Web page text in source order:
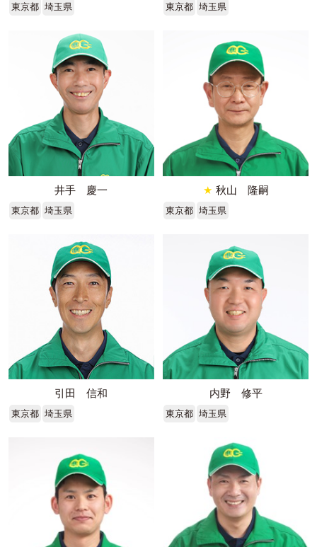
東京都 埼玉県 東京都 埼玉県
井手 慶一
東京都 埼玉県
★ 秋山 隆嗣
東京都 埼玉県
引田 信和
東京都 埼玉県
内野 修平
東京都 埼玉県